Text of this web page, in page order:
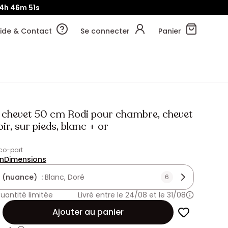
46m 49s
& Contact Se connecter Panier
chevet 50 cm Rodi pour chambre, chevet
sur pieds, blanc + or
part
Dimensions
(nuance) : Blanc, Doré 6
limitée
Livré entre le 24/08 et le 31/08
Ajouter au panier